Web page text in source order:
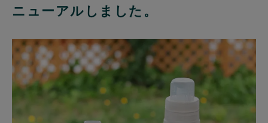
ニューアルしました。